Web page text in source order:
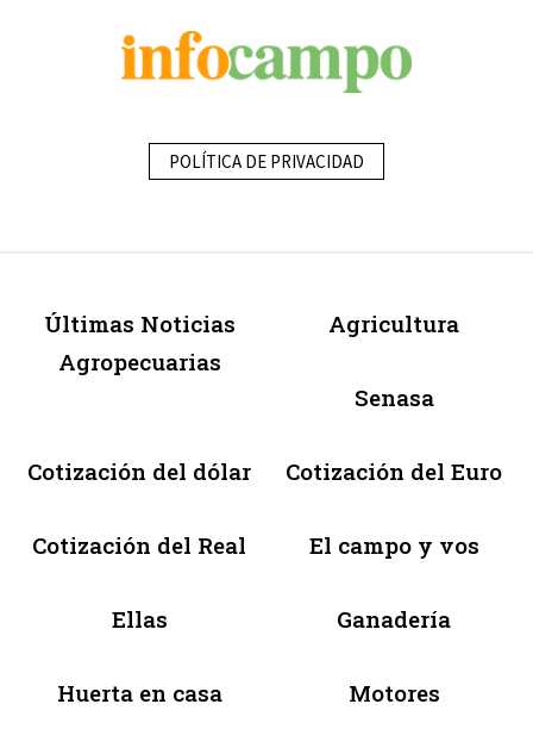
POLÍTICA DE PRIVACIDAD
Últimas Noticias
Agropecuarias
Agricultura
Senasa
Cotización del dólar Cotización del Euro
Cotización del Real El campo y vos
Ellas Ganadería
Huerta en casa Motores